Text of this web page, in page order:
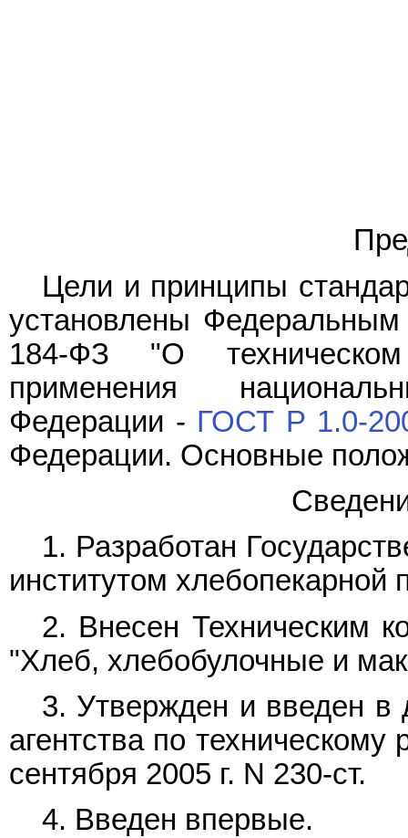
Цели и принципы
установлены
184-ФЗ "О
применения
Федерации - ГОСТ Р 1.0-
Федерации. Основные
1. Разработан
институтом
2. Внесен Техническим
"Хлеб, хлебобулочные и
3. Утвержден и введен в
агентства по
сентября 2005 г. N 230-ст.
4. Введен впервые.